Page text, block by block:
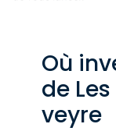
Où
de
veyre